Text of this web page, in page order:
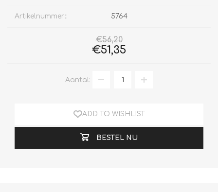
Artikelnummer:: 5764
€56,20
€51,35
Aantal:
ADD TO WISHLIST
BESTEL NU